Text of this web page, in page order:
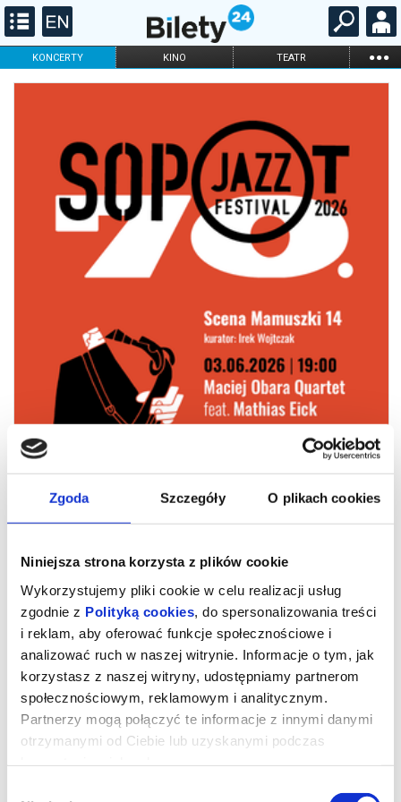
Zgoda Szczegóły O plikach cookies
Niniejsza strona korzysta z plików cookie
Wykorzystujemy pliki cookie w celu realizacji usług
zgodnie z Polityką cookies , do spersonalizowania treści
i reklam, aby oferować funkcje społecznościowe i
analizować ruch w naszej witrynie. Informacje o tym, jak
korzystasz z naszej witryny, udostępniamy partnerom
społecznościowym, reklamowym i analitycznym.
Partnerzy mogą połączyć te informacje z innymi danymi
otrzymanymi od Ciebie lub uzyskanymi podczas
KONCERTY KINO TEATR ...
FILHARMONIA OPERA I BALET
Sopot Jazz Festival 2026 - Maciej
Obara Quartet feat. Mathias Eick
W ramachSopot Jazz Festival 2026 , scena Mamuszki 14
Przed namiMaciej Obara Quartetw wyjątkowej, rozszerzonej